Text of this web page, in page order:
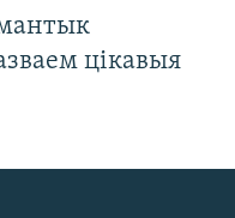
цікавыя